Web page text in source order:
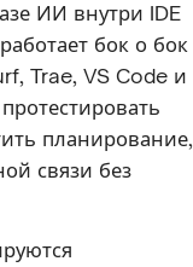
ИИ внутри IDE
бок о бок
Trae, VS Code и
планирование,
связи без